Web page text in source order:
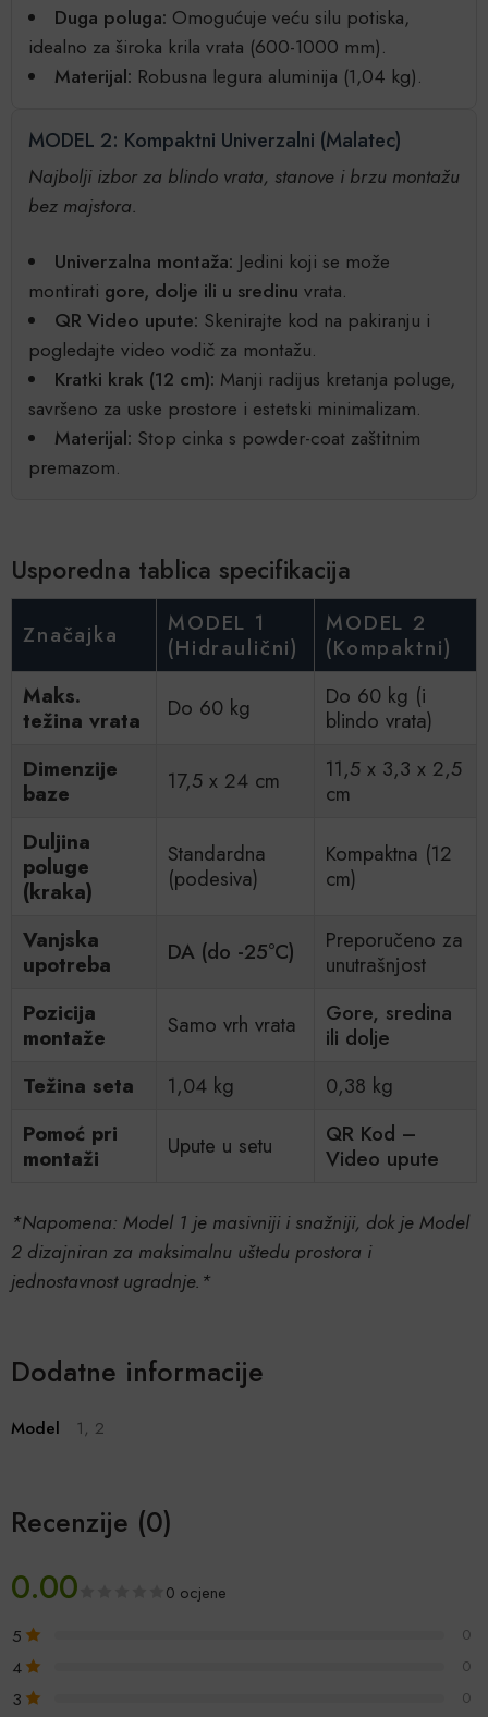
Duga poluga: Omogućuje veću silu potiska,
idealno za široka krila vrata (600-1000 mm).
Materijal: Robusna legura aluminija (1,04 kg).
MODEL 2: Kompaktni Univerzalni (Malatec)
Najbolji izbor za blindo vrata, stanove i brzu montažu
bez majstora.
Univerzalna montaža: Jedini koji se može
montirati gore, dolje ili u sredinu vrata.
QR Video upute: Skenirajte kod na pakiranju i
pogledajte video vodič za montažu.
Kratki krak (12 cm): Manji radijus kretanja poluge,
savršeno za uske prostore i estetski minimalizam.
Materijal: Stop cinka s powder-coat zaštitnim
premazom.
Usporedna tablica specifikacija
Značajka
MODEL 1
(Hidraulični)
MODEL 2
(Kompaktni)
Maks.
težina vrata
Do 60 kg
Do 60 kg (i
blindo vrata)
Dimenzije
baze
17,5 x 24 cm
11,5 x 3,3 x 2,5
cm
Duljina
poluge
(kraka)
Standardna
(podesiva)
Kompaktna (12
cm)
Vanjska
upotreba
DA (do -25°C)
Preporučeno za
unutrašnjost
Pozicija
montaže
Samo vrh vrata
Gore, sredina
ili dolje
Težina seta
1,04 kg
0,38 kg
Pomoć pri
montaži
Upute u setu
QR Kod –
Video upute
*Napomena: Model 1 je masivniji i snažniji, dok je Model
2 dizajniran za maksimalnu uštedu prostora i
jednostavnost ugradnje.*
Dodatne informacije
Model 1, 2
Recenzije (0)
0.00 0 ocjene
5 0
4 0
3 0